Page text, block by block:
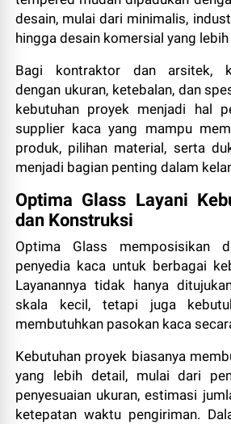
desain, mulai dari minimalis,
hingga desain komersial yang
Bagi kontraktor dan arsitek,
dengan ukuran, ketebalan, dan
kebutuhan proyek menjadi hal
supplier kaca yang mampu
produk, pilihan material, serta
menjadi bagian penting dalam
Optima Glass Layani
dan Konstruksi
Optima Glass memposisikan
penyedia kaca untuk berbagai
Layanannya tidak hanya
skala kecil, tetapi juga
membutuhkan pasokan kaca
Kebutuhan proyek biasanya
yang lebih detail, mulai dari
penyesuaian ukuran, estimasi
ketepatan waktu pengiriman.